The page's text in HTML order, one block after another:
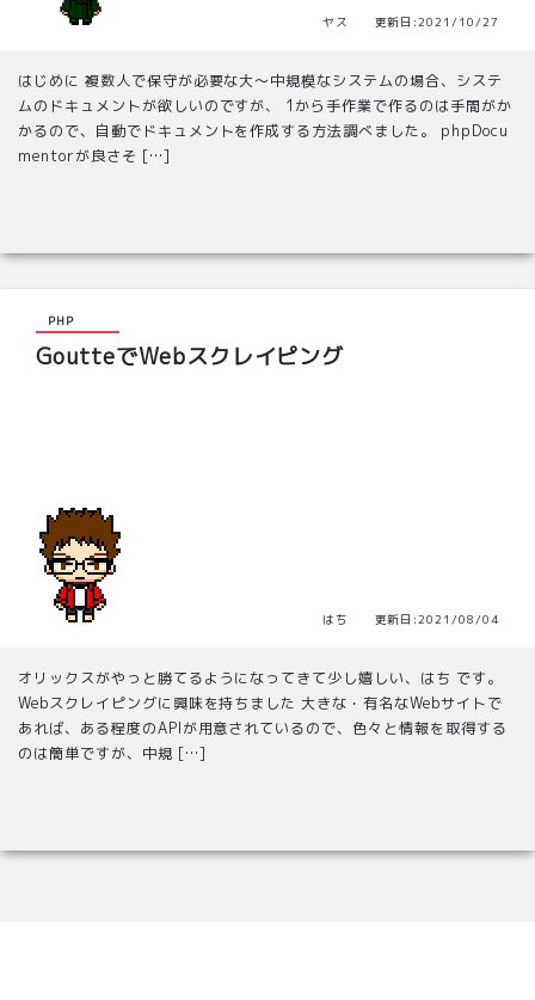
ヤス 更新日:2021/10/27
はじめに 複数人で保守が必要な大～中規模なシステムの場合、システ
ムのドキュメントが欲しいのですが、 1から手作業で作るのは手間がか
かるので、自動でドキュメントを作成する方法調べました。 phpDocu
mentorが良さそ […]
PHP
GoutteでWebスクレイピング
はち 更新日:2021/08/04
オリックスがやっと勝てるようになってきて少し嬉しい、はち です。
Webスクレイピングに興味を持ちました 大きな・有名なWebサイトで
あれば、ある程度のAPIが用意されているので、色々と情報を取得する
のは簡単ですが、中規 […]